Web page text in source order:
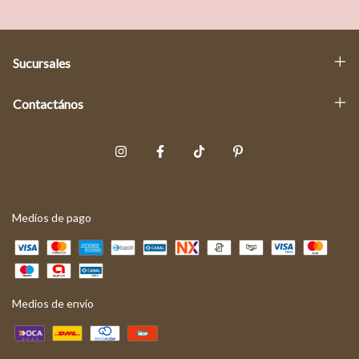
Sucursales
Contactános
Medios de pago
Medios de envío